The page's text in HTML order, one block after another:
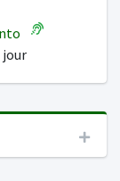
jour